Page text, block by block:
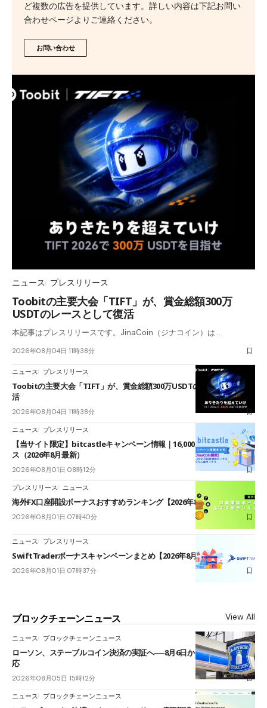
ど複数の広告を提供しています。詳しい内容は下記お問い
合わせページよりご連絡ください。
お問い合わせ
ニュース プレスリリース
Toobitの主要大会「TIFT」が、賞金総額300万
USDTのレースとして復活
本記事はプレスリリースです。JinaCoin（ジナコイン）は…
2026年08月04日 11時38分
ニュース プレスリリース
Toobitの主要大会「TIFT」が、賞金総額300万USDTのレースとして復
活
2026年08月04日 11時38分
ニュース プレスリリース
【当サイト限定】bitcastleキャンペーン情報｜16,000円口座開設ボーナ
ス（2026年8月最新）
2026年08月01日 08時12分
プレスリリース ニュース
海外FX口座開設ボーナスおすすめランキング【2026年8月最新】
2026年08月01日 07時40分
ニュース プレスリリース
SwiftTraderボーナスキャンペーンまとめ【2026年8月最新】
2026年08月01日 07時37分
ブロックチェーンニュース View All
ニュース ブロックチェーンニュース
ローソン、ステーブルコイン決済の実証へ──8月6日からJPYCやUSDC対
応
2026年08月05日 15時12分
ニュース ブロックチェーンニュース